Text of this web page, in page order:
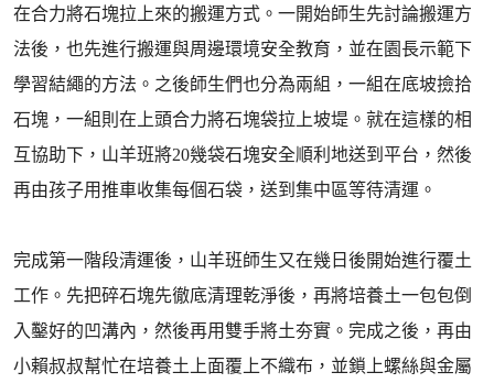
在合力將石塊拉上來的搬運方式。一開始師生先討論搬運方
法後，也先進行搬運與周邊環境安全教育，並在園長示範下
學習結繩的方法。之後師生們也分為兩組，一組在底坡撿拾
石塊，一組則在上頭合力將石塊袋拉上坡堤。就在這樣的相
互協助下，山羊班將20幾袋石塊安全順利地送到平台，然後
再由孩子用推車收集每個石袋，送到集中區等待清運。
完成第一階段清運後，山羊班師生又在幾日後開始進行覆土
工作。先把碎石塊先徹底清理乾淨後，再將培養土一包包倒
入鑿好的凹溝內，然後再用雙手將土夯實。完成之後，再由
小賴叔叔幫忙在培養土上面覆上不織布，並鎖上螺絲與金屬